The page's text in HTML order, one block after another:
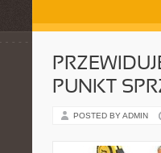
PUNKT
POSTED BY ADMIN